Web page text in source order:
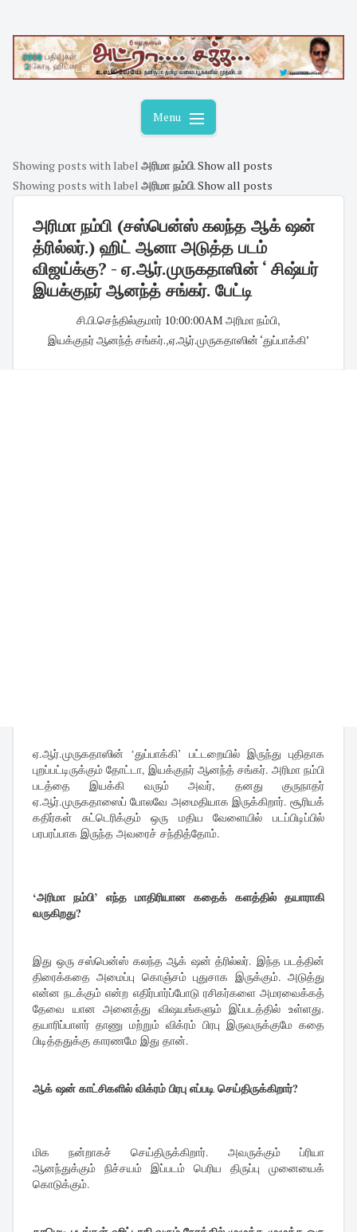
content
Menu
Showing posts with label அரிமா நம்பி.Show all posts
Showing posts with label அரிமா நம்பி.Show all posts
அரிமா நம்பி (சஸ்பென்ஸ் கலந்த ஆக் ஷன்
த்ரில்லர்.) ஹிட் ஆனா அடுத்த படம்
விஜய்க்கு? - ஏ.ஆர்.முருகதாஸின் ‘ சிஷ்யர்
இயக்குநர் ஆனந்த் சங்கர். பேட்டி
சி.பி.செந்தில்குமார் 10:00:00 AM அரிமா நம்பி,
இயக்குநர் ஆனந்த் சங்கர்.,ஏ.ஆர்.முருகதாஸின் ‘துப்பாக்கி’
ஏ.ஆர்.முருகதாஸின் ‘துப்பாக்கி’ பட்டறையில் இருந்து புதிதாக
புறப்பட்டிருக்கும் தோட்டா, இயக்குநர் ஆனந்த் சங்கர். அரிமா நம்பி
படத்தை இயக்கி வரும் அவர், தனது குருநாதர்
ஏ.ஆர்.முருகதாஸைப் போலவே அமைதியாக இருக்கிறார். சூரியக்
கதிர்கள் சுட்டெரிக்கும் ஒரு மதிய வேளையில் படப்பிடிப்பில்
பரபரப்பாக இருந்த அவரைச் சந்தித்தோம்.
‘அரிமா நம்பி’ எந்த மாதிரியான கதைக் களத்தில் தயாராகி
வருகிறது?
இது ஒரு சஸ்பென்ஸ் கலந்த ஆக் ஷன் த்ரில்லர். இந்த படத்தின்
திரைக்கதை அமைப்பு கொஞ்சம் புதுசாக இருக்கும். அடுத்து
என்ன நடக்கும் என்ற எதிர்பார்ப்போடு ரசிகர்களை அமரவைக்கத்
தேவை யான அனைத்து விஷயங்களும் இப்படத்தில் உள்ளது.
தயாரிப்பாளர் தாணு மற்றும் விக்ரம் பிரபு இருவருக்குமே கதை
பிடித்ததுக்கு காரணமே இது தான்.
ஆக் ஷன் காட்சிகளில் விக்ரம் பிரபு எப்படி செய்திருக்கிறார்?
மிக நன்றாகச் செய்திருக்கிறார். அவருக்கும் ப்ரியா
ஆனந்துக்கும் நிச்சயம் இப்படம் பெரிய திருப்பு முனையைக்
கொடுக்கும்.